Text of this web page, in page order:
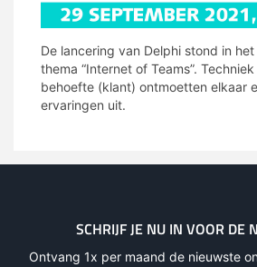
De lancering van Delphi stond in
thema “Internet of Teams”.
behoefte (klant) ontmoetten elkaar
ervaringen uit.
SCHRIJF JE NU IN VOOR DE
Ontvang 1x per maand de nieuwste